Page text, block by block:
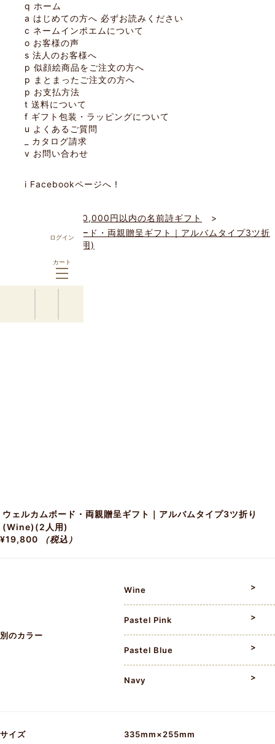
q ホーム
a はじめての方へ 必ずお読みください
c ネームインポエムについて
o お客様の声
s 法人のお客様へ
p 似顔絵商品をご注文の方へ
p まとまったご注文の方へ
p お支払方法
t 送料について
f ギフト包装・ラッピングについて
u よくあるご質問
カタログ請求
v お問い合わせ
i Facebookページへ !
ログイン
カート
20,000円以内の名前詩ギフト
ウェルカムボード・両親贈呈ギフト｜アルバムタイプ3ツ折
り(Wine)(2人用)
ウェルカムボード・両親贈呈ギフト｜アルバムタイプ3ツ折り
(Wine)(2人用)
¥19,800
（税込）
別のカラー
Wine
Pastel Pink
Pastel Blue
Navy
サイズ
335mm×255mm